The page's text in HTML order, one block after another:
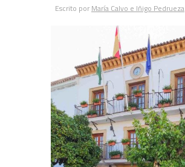
Escrito por María Calvo e Iñigo Pedrueza